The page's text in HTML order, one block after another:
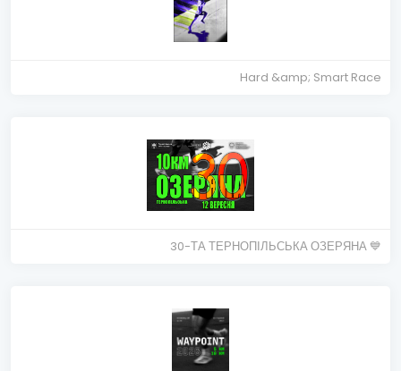
Hard &amp; Smart Race
30-ТА ТЕРНОПІЛЬСЬКА ОЗЕРЯНА 💙